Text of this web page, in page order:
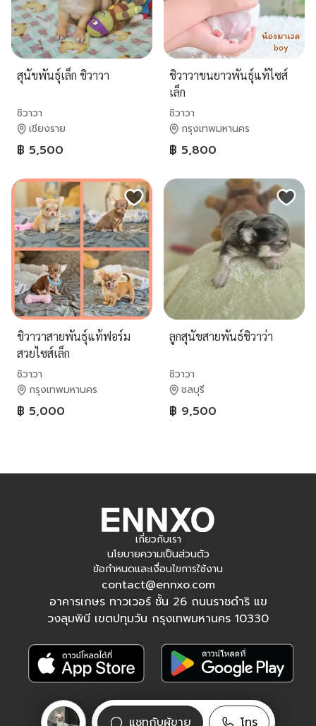
สุนัขพันธุ์เล็ก ชิวาวา
ชิวาวา
เชียงราย
฿ 5,500
ชิวาวาขนยาวพันธุ์แท้ไซส์
เล็ก
ชิวาวา
กรุงเทพมหานคร
฿ 5,800
ชิวาวาสายพันธุ์แท้ฟอร์ม
สวยไซส์เล็ก
ชิวาวา
กรุงเทพมหานคร
฿ 5,000
ลูกสุนัขสายพันธ์ชิวาว่า
ชิวาวา
ชลบุรี
฿ 9,500
แชทกับผู้ขาย โทร
เกี่ยวกับเรา
นโยบายความเป็นส่วนตัว
ข้อกำหนดและเงื่อนไขการใช้งาน
contact@ennxo.com
อาคารเกษร ทาวเวอร์ ชั้น 26 ถนนราชดำริ แข
วงลุมพินี เขตปทุมวัน กรุงเทพมหานคร 10330
ติดตามเรา